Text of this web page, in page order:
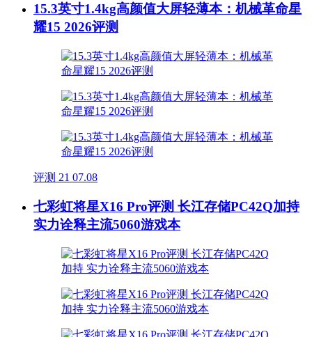
15.3英寸1.4kg高颜值大屏轻薄本：机械革命星
耀15 2026评测
评测 21 07.08
七彩虹将星X16 Pro评测 长江存储PC42Q加持
实力诠释主流5060游戏本